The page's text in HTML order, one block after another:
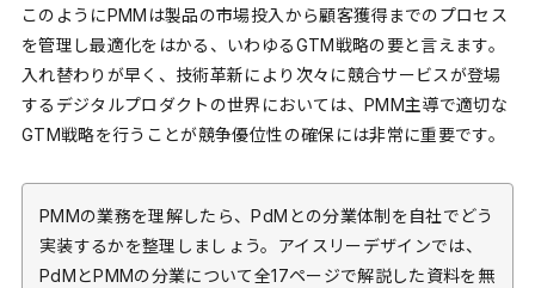
このようにPMMは製品の市場投入から顧客獲得までのプロセス
を管理し最適化をはかる、いわゆるGTM戦略の要と言えます。
入れ替わりが早く、技術革新により次々に競合サービスが登場
するデジタルプロダクトの世界においては、PMM主導で適切な
GTM戦略を行うことが競争優位性の確保には非常に重要です。
PMMの業務を理解したら、PdMとの分業体制を自社でどう
実装するかを整理しましょう。アイスリーデザインでは、
PdMとPMMの分業について全17ページで解説した資料を無